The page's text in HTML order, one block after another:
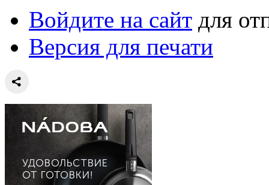
Войдите на сайт для
Версия для печати